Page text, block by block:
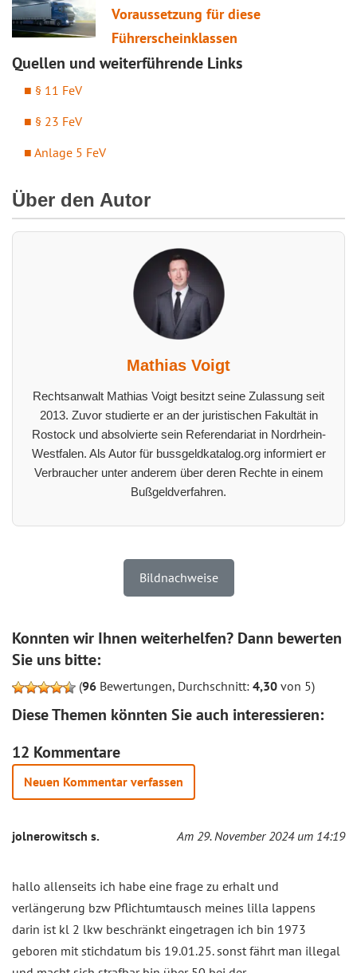
Voraussetzung für diese
Führerscheinklassen
Quellen und weiterführende Links
§ 11 FeV
§ 23 FeV
Anlage 5 FeV
Über den Autor
Mathias Voigt
Rechtsanwalt Mathias Voigt besitzt seine Zulassung seit
2013. Zuvor studierte er an der juristischen Fakultät in
Rostock und absolvierte sein Referendariat in Nordrhein-
Westfalen. Als Autor für bussgeldkatalog.org informiert er
Verbraucher unter anderem über deren Rechte in einem
Bußgeldverfahren.
Bildnachweise
Konnten wir Ihnen weiterhelfen? Dann bewerten
Sie uns bitte:
(96 Bewertungen, Durchschnitt: 4,30 von 5)
Diese Themen könnten Sie auch interessieren:
12 Kommentare
Neuen Kommentar verfassen
jolnerowitsch s. Am 29. November 2024 um 14:19
hallo allenseits ich habe eine frage zu erhalt und
verlängerung bzw Pflichtumtausch meines lilla lappens
darin ist kl 2 lkw beschränkt eingetragen ich bin 1973
geboren mit stichdatum bis 19.01.25. sonst fährt man illegal